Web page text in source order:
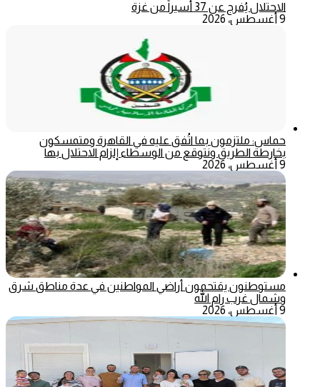
الاحتلال يُفرج عن 37 أسيراً من غزة
9 أغسطس، 2026
حماس: ملتزمون بما اتُفق عليه في القاهرة ومتمسكون
بخارطة الطريق ونتوقع من الوسطاء إلزام الاحتلال بها
9 أغسطس، 2026
مستوطنون يقتحمون أراضي المواطنين في عدة مناطق شرق
وشمال غرب رام الله
9 أغسطس، 2026